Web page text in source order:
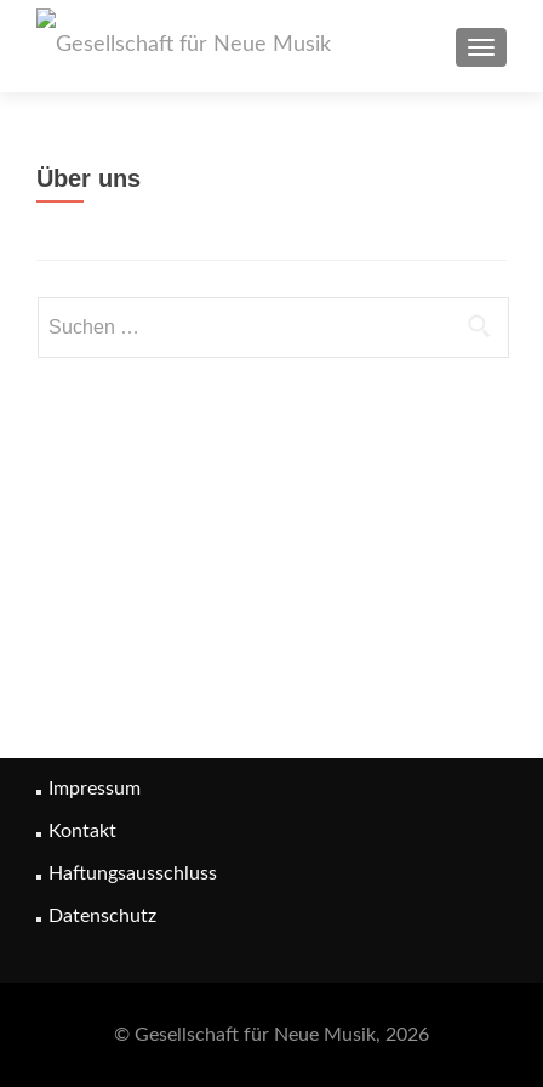
Über uns
nach:
Impressum
Kontakt
Haftungsausschluss
Datenschutz
© Gesellschaft für Neue Musik, 2026